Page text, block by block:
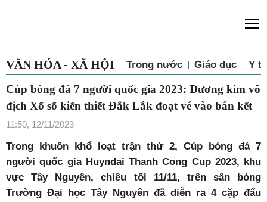
VĂN HÓA - XÃ HỘI Trong nước Giáo dục Y tế
Cúp bóng đá 7 người quốc gia 2023: Đương kim vô
địch Xổ số kiến thiết Đắk Lắk đoạt vé vào bán kết
11:50, 12/11/2023
Trong khuôn khổ loạt trận thứ 2, Cúp bóng đá 7
người quốc gia Huyndai Thanh Cong Cup 2023, khu
vực Tây Nguyên, chiều tối 11/11, trên sân bóng
Trường Đại học Tây Nguyên đã diễn ra 4 cặp đấu